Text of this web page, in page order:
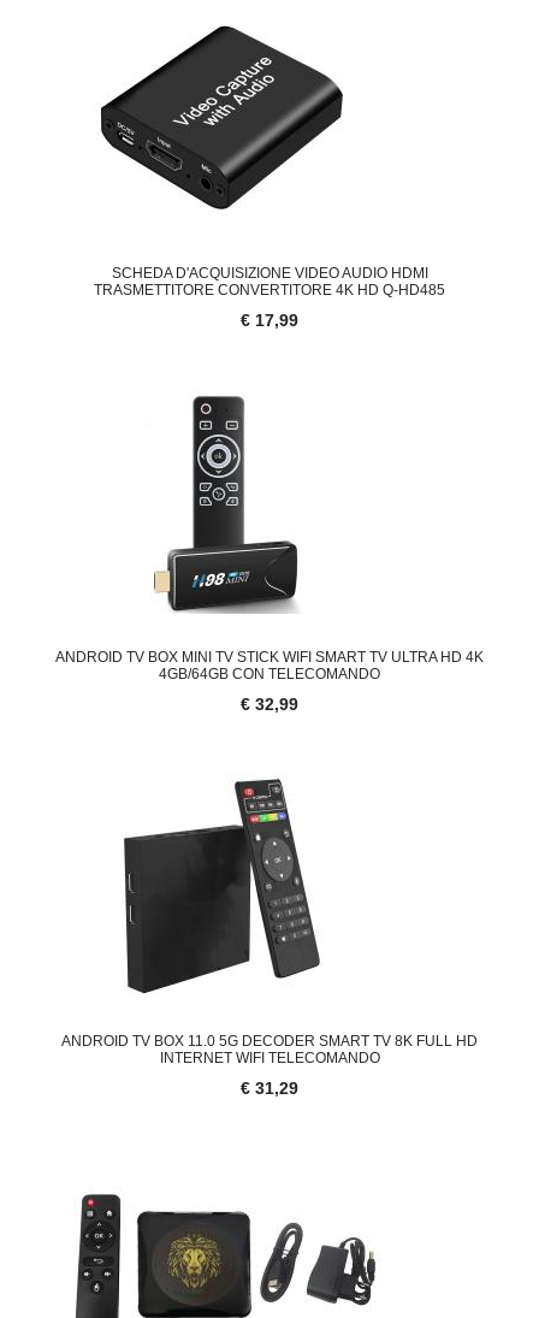
SCHEDA D'ACQUISIZIONE VIDEO AUDIO HDMI
TRASMETTITORE CONVERTITORE 4K HD Q-HD485
€ 17,99
ANDROID TV BOX MINI TV STICK WIFI SMART TV ULTRA HD 4K
4GB/64GB CON TELECOMANDO
€ 32,99
ANDROID TV BOX 11.0 5G DECODER SMART TV 8K FULL HD
INTERNET WIFI TELECOMANDO
€ 31,29